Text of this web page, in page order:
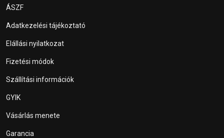
ÁSZF
Adatkezelési tájékoztató
Elállási nyilatkozat
Fizetési módok
Szállítási információk
GYIK
Vásárlás menete
Garancia